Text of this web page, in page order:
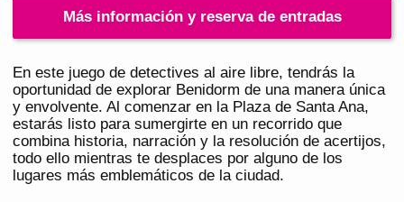
Más información y reserva de entradas
En este juego de detectives al aire libre, tendrás la
oportunidad de explorar Benidorm de una manera única
y envolvente. Al comenzar en la Plaza de Santa Ana,
estarás listo para sumergirte en un recorrido que
combina historia, narración y la resolución de acertijos,
todo ello mientras te desplaces por alguno de los
lugares más emblemáticos de la ciudad.